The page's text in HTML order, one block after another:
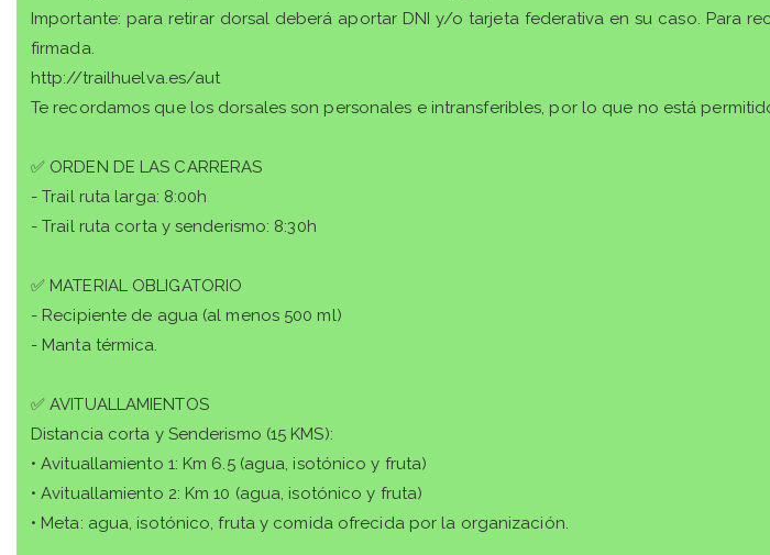
Importante: para retirar dorsal deberá aportar DNI y/o tarjeta federativa en su caso. Para
firmada.
http://trailhuelva.es/aut
Te recordamos que los dorsales son personales e intransferibles, por lo que no está
✅ ORDEN DE LAS CARRERAS
- Trail ruta larga: 8:00h
- Trail ruta corta y senderismo: 8:30h
✅ MATERIAL OBLIGATORIO
- Recipiente de agua (al menos 500 ml)
- Manta térmica.
✅ AVITUALLAMIENTOS
Distancia corta y Senderismo (15 KMS):
• Avituallamiento 1: Km 6.5 (agua, isotónico y fruta)
• Avituallamiento 2: Km 10 (agua, isotónico y fruta)
• Meta: agua, isotónico, fruta y comida ofrecida por la organización.